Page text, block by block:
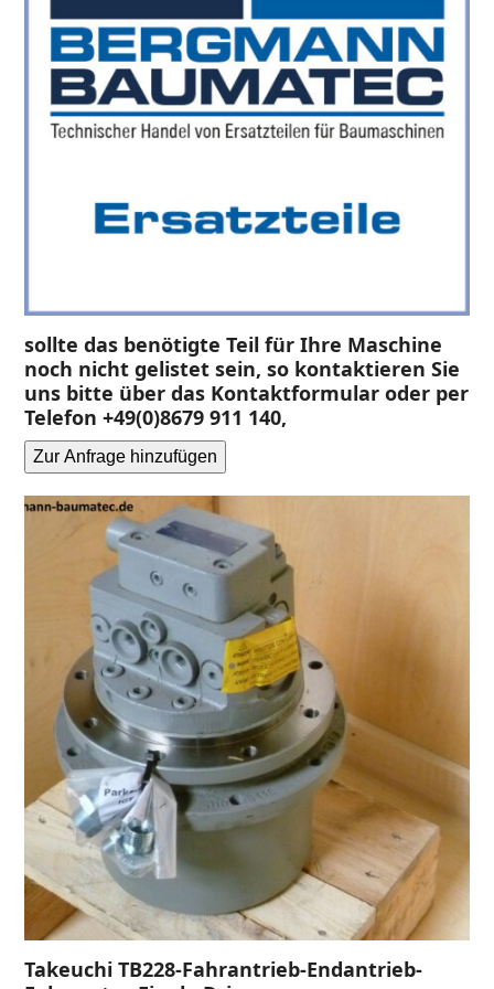
sollte das benötigte Teil für Ihre Maschine
noch nicht gelistet sein, so kontaktieren Sie
uns bitte über das Kontaktformular oder per
Telefon +49(0)8679 911 140,
Zur Anfrage hinzufügen
Takeuchi TB228-Fahrantrieb-Endantrieb-